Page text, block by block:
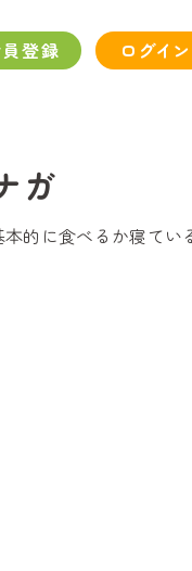
登録 ログイン
ガ
的に食べるか寝てい